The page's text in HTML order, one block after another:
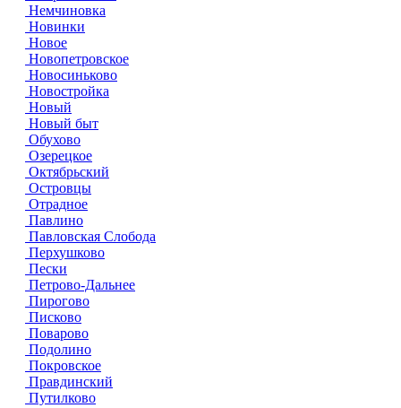
Немчиновка
Новинки
Новое
Новопетровское
Новосиньково
Новостройка
Новый
Новый быт
Обухово
Озерецкое
Октябрьский
Островцы
Отрадное
Павлино
Павловская Слобода
Перхушково
Пески
Петрово-Дальнее
Пирогово
Писково
Поварово
Подолино
Покровское
Правдинский
Путилково